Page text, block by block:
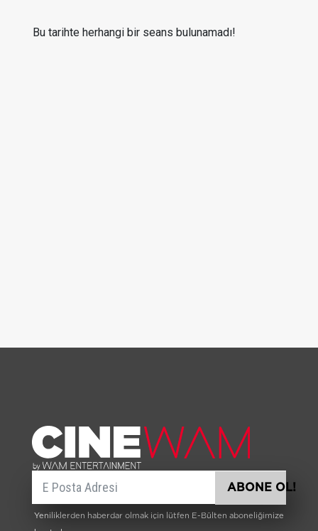
Bu tarihte herhangi bir seans bulunamadı!
ABONE OL!
Yeniliklerden haberdar olmak için lütfen E-Bülten aboneliğimize